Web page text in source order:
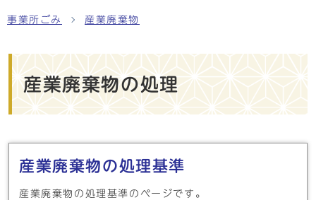
事業所ごみ 産業廃棄物
産業廃棄物の処理
メインメニュー
産業廃棄物の処理基準
産業廃棄物の処理基準のページです。